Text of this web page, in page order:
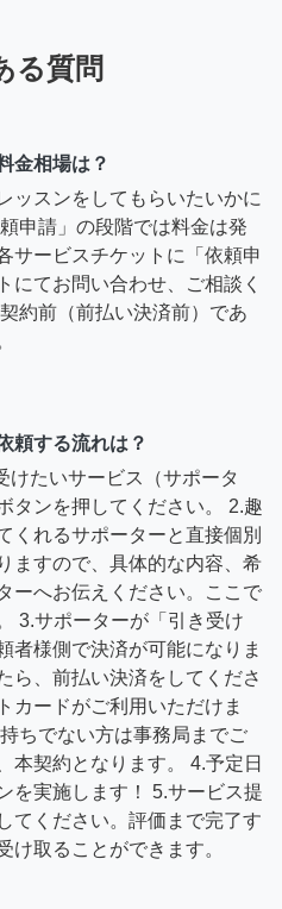
る質問
金相場は？
ッスンをしてもらいたいかに
申請」の段階では料金は発
サービスチケットに「依頼申
にてお問い合わせ、ご相談く
約前（前払い決済前）であ
頼する流れは？
けたいサービス（サポータ
タンを押してください。 2.趣
くれるサポーターと直接個別
ますので、具体的な内容、希
ーへお伝えください。ここで
3.サポーターが「引き受け
者様側で決済が可能になりま
ら、前払い決済をしてくださ
カードがご利用いただけま
ちでない方は事務局までご
本契約となります。 4.予定日
を実施します！ 5.サービス提
てください。評価まで完了す
け取ることができます。